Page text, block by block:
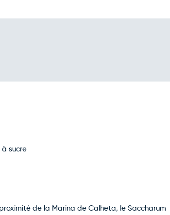
sucre
de la Marina de Calheta, le Saccharum